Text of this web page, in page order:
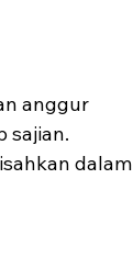
anggur
sajian.
dalam